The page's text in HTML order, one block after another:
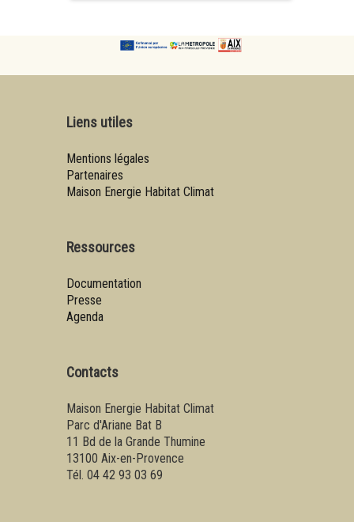
Liens utiles
Mentions légales
Partenaires
Maison Energie Habitat Climat
Ressources
Documentation
Presse
Agenda
Contacts
Maison Energie Habitat Climat
Parc d'Ariane Bat B
11 Bd de la Grande Thumine
13100 Aix-en-Provence
Tél. 04 42 93 03 69